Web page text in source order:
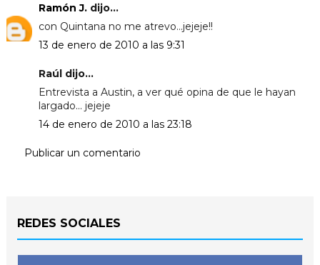
Ramón J.dijo...
con Quintana no me atrevo...jejeje!!
13 de enero de 2010 a las 9:31
Raúl dijo...
Entrevista a Austin, a ver qué opina de que le hayan
largado... jejeje
14 de enero de 2010 a las 23:18
Publicar un comentario
REDES SOCIALES